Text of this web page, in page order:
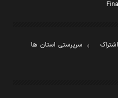
اشتراک
سرپرستی استان ها